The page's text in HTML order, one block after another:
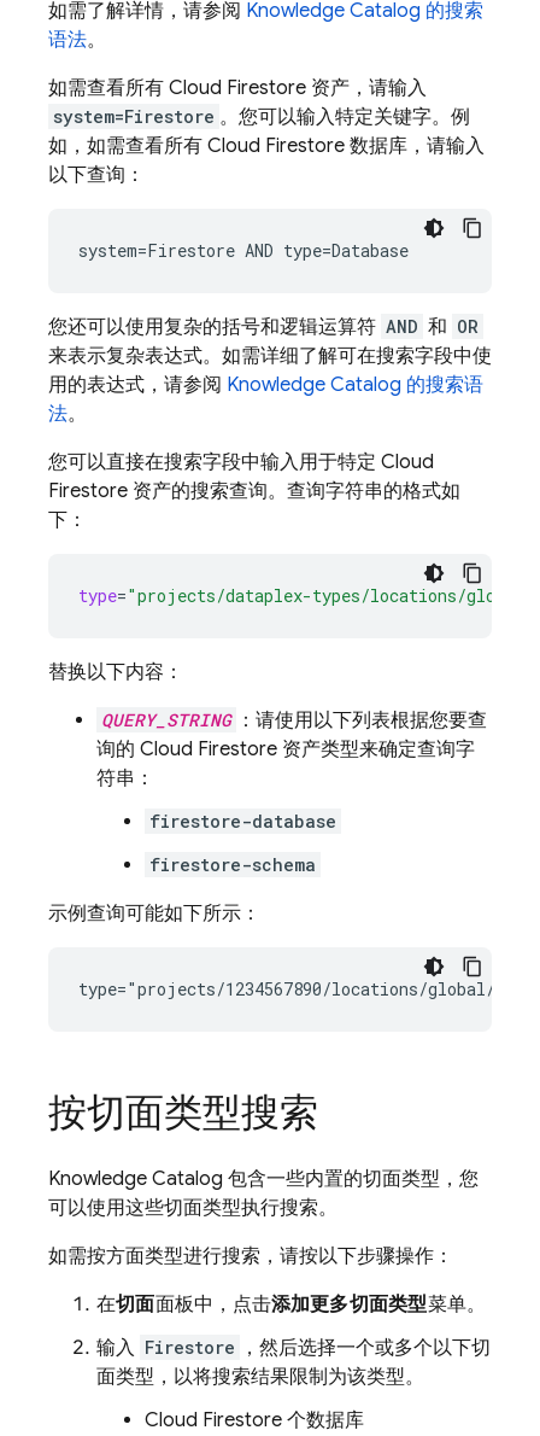
如需了解详情，请参阅 Knowledge Catalog 的搜索
语法。
如需查看所有 Cloud Firestore 资产，请输入
system=Firestore 。您可以输入特定关键字。例
如，如需查看所有 Cloud Firestore 数据库，请输入
以下查询：
您还可以使用复杂的括号和逻辑运算符 AND 和 OR
来表示复杂表达式。如需详细了解可在搜索字段中使
用的表达式，请参阅 Knowledge Catalog 的搜索语
法。
您可以直接在搜索字段中输入用于特定 Cloud
Firestore 资产的搜索查询。查询字符串的格式如
下：
type="projects/dataplex-types/locations/global/
替换以下内容：
QUERY_STRING ：请使用以下列表根据您要查
询的 Cloud Firestore 资产类型来确定查询字
符串：
firestore-database
firestore-schema
示例查询可能如下所示：
按切面类型搜索
Knowledge Catalog 包含一些内置的切面类型，您
可以使用这些切面类型执行搜索。
如需按方面类型进行搜索，请按以下步骤操作：
在切面面板中，点击添加更多切面类型菜单。
输入 Firestore
，然后选择一个或多个以下切
面类型，以将搜索结果限制为该类型。
Cloud Firestore 个数据库